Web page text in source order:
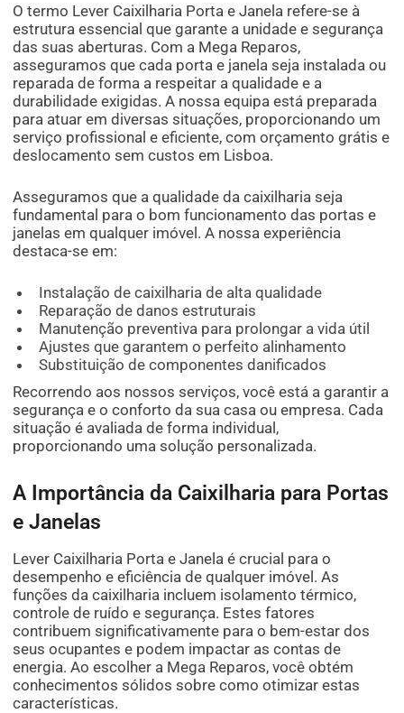
O termo Lever Caixilharia Porta e Janela refere-se à
estrutura essencial que garante a unidade e segurança
das suas aberturas. Com a Mega Reparos,
asseguramos que cada porta e janela seja instalada ou
reparada de forma a respeitar a qualidade e a
durabilidade exigidas. A nossa equipa está preparada
para atuar em diversas situações, proporcionando um
serviço profissional e eficiente, com orçamento grátis e
deslocamento sem custos em Lisboa.
Asseguramos que a qualidade da caixilharia seja
fundamental para o bom funcionamento das portas e
janelas em qualquer imóvel. A nossa experiência
destaca-se em:
Instalação de caixilharia de alta qualidade
Reparação de danos estruturais
Manutenção preventiva para prolongar a vida útil
Ajustes que garantem o perfeito alinhamento
Substituição de componentes danificados
Recorrendo aos nossos serviços, você está a garantir a
segurança e o conforto da sua casa ou empresa. Cada
situação é avaliada de forma individual,
proporcionando uma solução personalizada.
A Importância da Caixilharia para Portas
e Janelas
Lever Caixilharia Porta e Janela é crucial para o
desempenho e eficiência de qualquer imóvel. As
funções da caixilharia incluem isolamento térmico,
controle de ruído e segurança. Estes fatores
contribuem significativamente para o bem-estar dos
seus ocupantes e podem impactar as contas de
energia. Ao escolher a Mega Reparos, você obtém
conhecimentos sólidos sobre como otimizar estas
características.